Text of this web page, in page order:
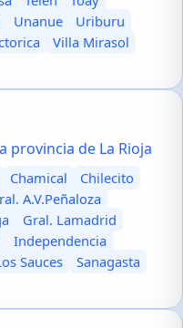
Unanue
Uriburu
Villa Mirasol
provincia de La Rioja
Chamical
Chilecito
A.V.Peñaloza
Gral. Lamadrid
Independencia
Sauces
Sanagasta